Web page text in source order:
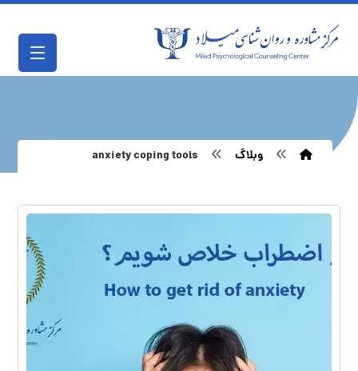
وبلاگ anxiety coping tools